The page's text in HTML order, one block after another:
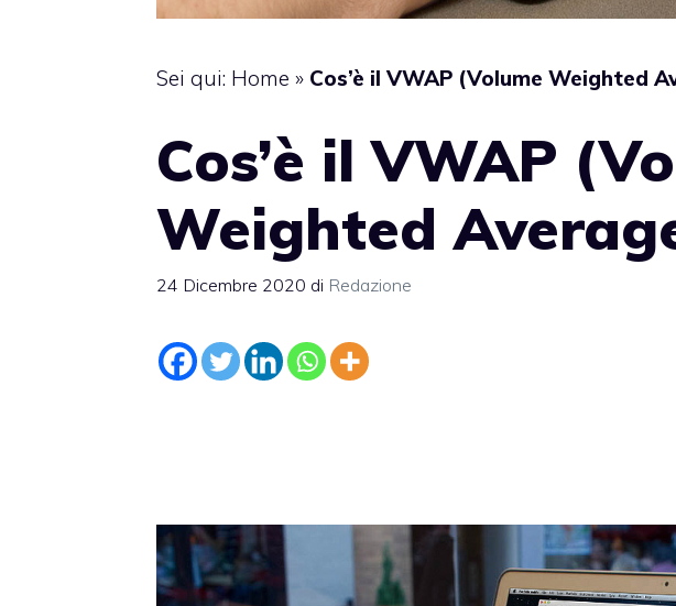
Sei qui: Home » Cos’è il VWAP (Volume Weighted
Cos’è il VWAP
Weighted
24 Dicembre 2020 di Redazione